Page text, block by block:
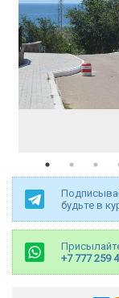
будьте в
+7 777 259